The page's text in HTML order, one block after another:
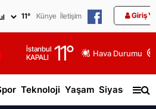
11° Künye İletişim Giriş
İstanbul
KAPALI
11° Hava Durumu
Teknoloji Yaşam Siyaset